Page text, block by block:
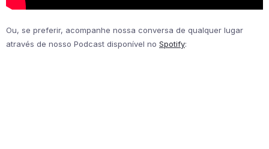
Ou, se preferir, acompanhe nossa conversa de qualquer lugar
através de nosso Podcast disponível no Spotify: